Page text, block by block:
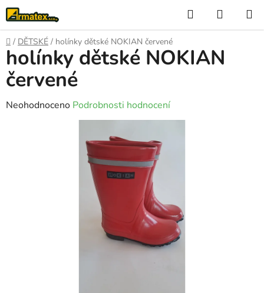
Přejít
na
obsah
Hledat
KOŠÍK
Domů
/ DĚTSKÉ / holínky dětské NOKIAN červené
holínky dětské NOKIAN
červené
Průměrné
Neohodnoceno Podrobnosti hodnocení